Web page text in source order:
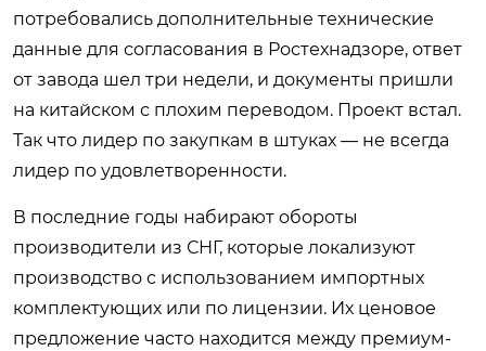
потребовались дополнительные технические
данные для согласования в Ростехнадзоре, ответ
от завода шел три недели, и документы пришли
на китайском с плохим переводом. Проект встал.
Так что лидер по закупкам в штуках — не всегда
лидер по удовлетворенности.
В последние годы набирают обороты
производители из СНГ, которые локализуют
производство с использованием импортных
комплектующих или по лицензии. Их ценовое
предложение часто находится между премиум-